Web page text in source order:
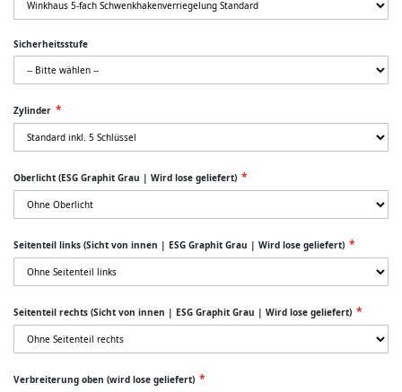
Sicherheitsstufe
Zylinder
Oberlicht (ESG Graphit Grau | Wird lose geliefert)
Seitenteil links (Sicht von innen | ESG Graphit Grau | Wird lose geliefert)
Seitenteil rechts (Sicht von innen | ESG Graphit Grau | Wird lose geliefert)
Verbreiterung oben (wird lose geliefert)